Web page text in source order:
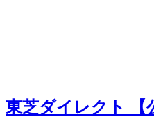
東芝ダイレクト 【